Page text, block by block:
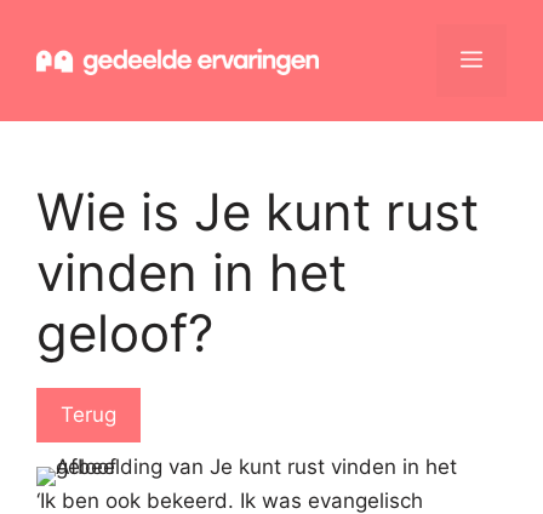
naar
Menu
Wie is Je kunt rust
vinden in het
geloof?
Terug
‘Ik ben ook bekeerd. Ik was evangelisch